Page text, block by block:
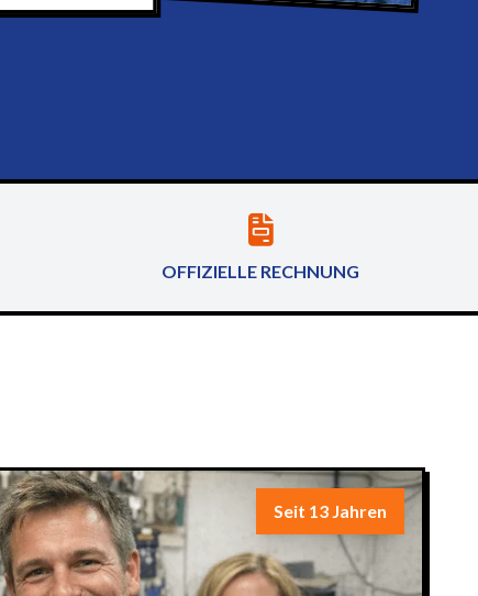
OFFIZIELLE RECHNUNG
Seit 13 Jahren